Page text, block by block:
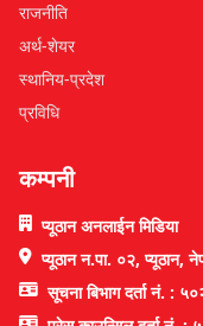
राजनीति
अर्थ-शेयर
स्थानिय-प्रदेश
प्रविधि
कम्पनी
प्यूठान अनलाईन मिडिया
प्यूठान न.पा. ०२, प्यूठान,
सूचना बिभाग दर्ता नं. :